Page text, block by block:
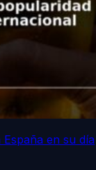
en su día